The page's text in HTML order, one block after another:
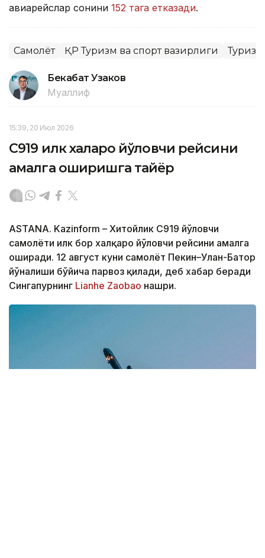
авиарейслар сонини 152 тага етказади.
Самолёт ҚР Туризм ва спорт вазирлиги Туризм
Бекабат Узаков
Муаллиф
15:39, 20 Июл 2026
C919 илк халқаро йўловчи рейсини
амалга оширишга тайёр
ASTANA. Kazinform – Хитойлик C919 йўловчи
самолёти илк бор халқаро йўловчи рейсини амалга
оширади. 12 август куни самолёт Пекин–Улан-Батор
йўналиши бўйича парвоз қилади, деб хабар беради
Сингапурнинг Lianhe Zaobao нашри.